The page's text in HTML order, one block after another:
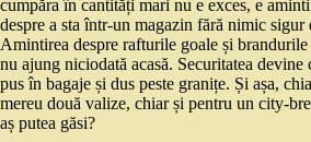
cumpăra în cantități mari nu e exces, e
despre a sta într-un magazin fără nimic sigur
Amintirea despre rafturile goale și brandurile
nu ajung niciodată acasă. Securitatea devine
pus în bagaje și dus peste granițe. Și așa,
mereu două valize, chiar și pentru un city-
aș putea găsi?